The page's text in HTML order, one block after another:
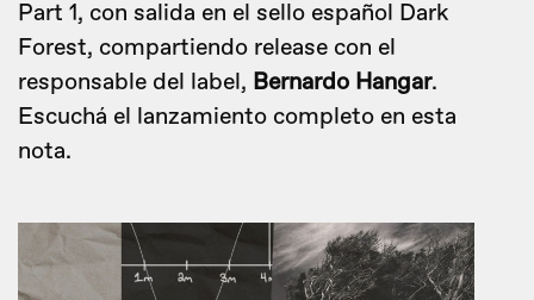
Part 1, con salida en el sello español Dark
Forest, compartiendo release con el
responsable del label, Bernardo Hangar.
Escuchá el lanzamiento completo en esta
nota.